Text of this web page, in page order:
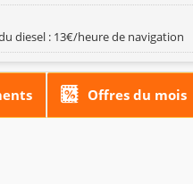
diesel : 13€/heure de navigation
Offres du mois